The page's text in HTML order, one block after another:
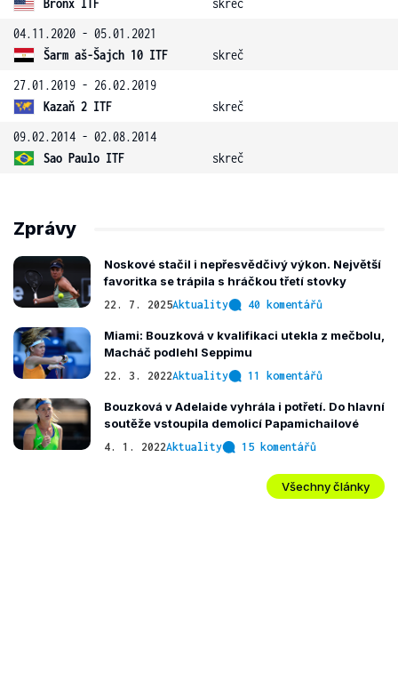
Bronx ITF
skreč
04.11.2020 - 05.01.2021
Šarm aš-Šajch 10 ITF
skreč
27.01.2019 - 26.02.2019
Kazaň 2 ITF
skreč
09.02.2014 - 02.08.2014
Sao Paulo ITF
skreč
Zprávy
Noskové stačil i nepřesvědčivý výkon. Největší
favoritka se trápila s hráčkou třetí stovky
22. 7. 2025Aktuality 40 komentářů
Miami: Bouzková v kvalifikaci utekla z mečbolu,
Macháč podlehl Seppimu
22. 3. 2022Aktuality 11 komentářů
Bouzková v Adelaide vyhrála i potřetí. Do hlavní
soutěže vstoupila demolicí Papamichailové
4. 1. 2022Aktuality 15 komentářů
Všechny články